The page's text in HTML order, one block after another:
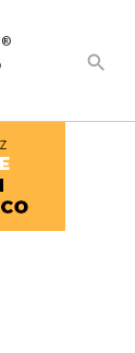
®
search